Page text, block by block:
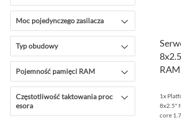
1x
8x2.5"
core
Moc pojedynczego zasilacza
Typ obudowy
Pojemność pamięci RAM
Częstotliwość taktowania proc
esora